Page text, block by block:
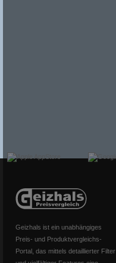
Geizhals ist ein unabhängiges
Preis- und Produktvergleichs-
Portal, das mittels detaillierter Filter